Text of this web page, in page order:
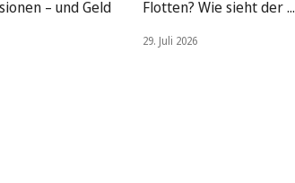
– und Geld
Flotten? Wie sieht der ...
29. Juli 2026